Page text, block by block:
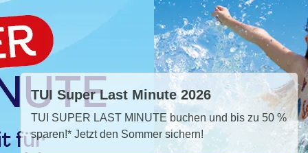
TUI Super Last Minute 2026
TUI SUPER LAST MINUTE buchen und bis zu 50 %
sparen!* Jetzt den Sommer sichern!